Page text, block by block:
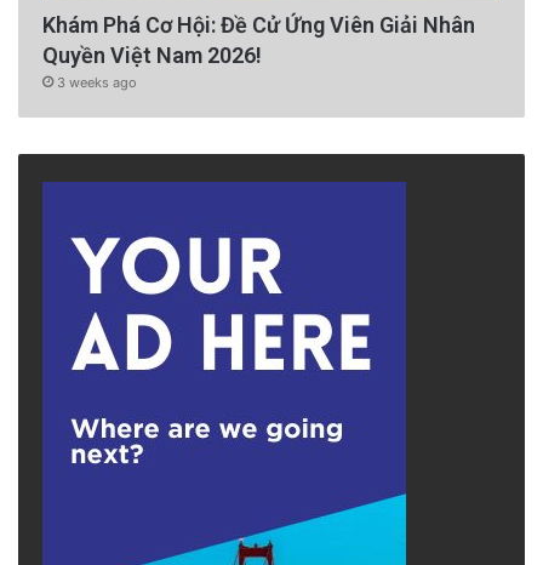
Khám Phá Cơ Hội: Đề Cử Ứng Viên Giải Nhân
Quyền Việt Nam 2026!
3 weeks ago